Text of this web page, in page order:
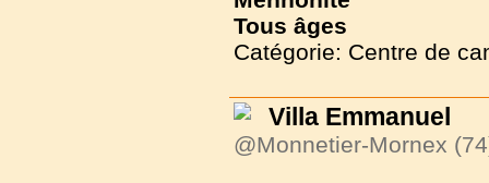
Tous âges
Catégorie: Centre de
Villa Emmanuel
@Monnetier-Mornex